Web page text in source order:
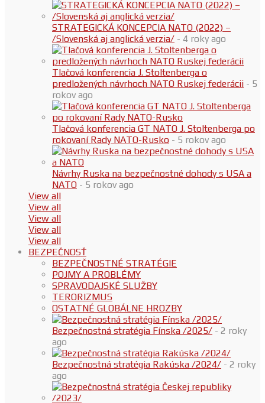
STRATEGICKÁ KONCEPCIA NATO (2022) –
/Slovenská aj anglická verzia/ - 4 roky ago
Tlačová konferencia J. Stoltenberga o
predložených návrhoch NATO Ruskej federácii - 5
rokov ago
Tlačová konferencia GT NATO J. Stoltenberga po
rokovaní Rady NATO-Rusko - 5 rokov ago
Návrhy Ruska na bezpečnostné dohody s USA a
NATO - 5 rokov ago
View all
View all
View all
View all
View all
BEZPEČNOSŤ
BEZPEČNOSTNÉ STRATÉGIE
POJMY A PROBLÉMY
SPRAVODAJSKÉ SLUŽBY
TERORIZMUS
OSTATNÉ GLOBÁLNE HROZBY
Bezpečnostná stratégia Fínska /2025/ - 2 roky
ago
Bezpečnostná stratégia Rakúska /2024/ - 2 roky
ago